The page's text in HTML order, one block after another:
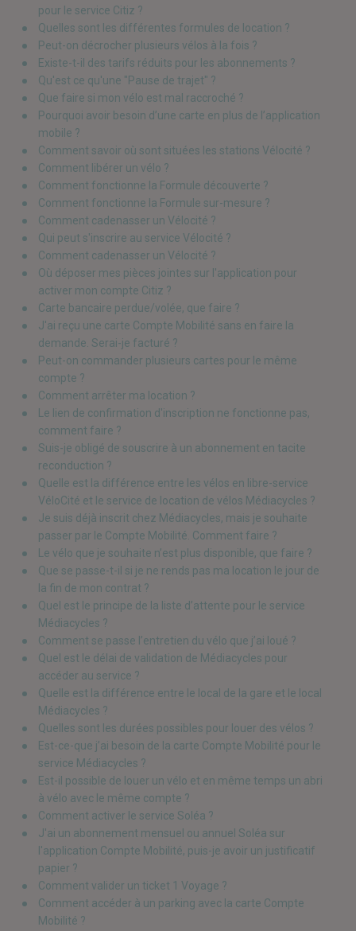
pour le service Citiz ?
Quelles sont les différentes formules de location ?
Peut-on décrocher plusieurs vélos à la fois ?
Existe-t-il des tarifs réduits pour les abonnements ?
Qu'est ce qu'une "Pause de trajet" ?
Que faire si mon vélo est mal raccroché ?
Pourquoi avoir besoin d’une carte en plus de l’application
mobile ?
Comment savoir où sont situées les stations Vélocité ?
Comment libérer un vélo ?
Comment fonctionne la Formule découverte ?
Comment fonctionne la Formule sur-mesure ?
Comment cadenasser un Vélocité ?
Qui peut s'inscrire au service Vélocité ?
Comment cadenasser un Vélocité ?
Où déposer mes pièces jointes sur l'application pour
activer mon compte Citiz ?
Carte bancaire perdue/volée, que faire ?
J'ai reçu une carte Compte Mobilité sans en faire la
demande. Serai-je facturé ?
Peut-on commander plusieurs cartes pour le même
compte ?
Comment arrêter ma location ?
Le lien de confirmation d'inscription ne fonctionne pas,
comment faire ?
Suis-je obligé de souscrire à un abonnement en tacite
reconduction ?
Quelle est la différence entre les vélos en libre-service
VéloCité et le service de location de vélos Médiacycles ?
Je suis déjà inscrit chez Médiacycles, mais je souhaite
passer par le Compte Mobilité. Comment faire ?
Le vélo que je souhaite n’est plus disponible, que faire ?
Que se passe-t-il si je ne rends pas ma location le jour de
la fin de mon contrat ?
Quel est le principe de la liste d’attente pour le service
Médiacycles ?
Comment se passe l’entretien du vélo que j’ai loué ?
Quel est le délai de validation de Médiacycles pour
accéder au service ?
Quelle est la différence entre le local de la gare et le local
Médiacycles ?
Quelles sont les durées possibles pour louer des vélos ?
Est-ce-que j’ai besoin de la carte Compte Mobilité pour le
service Médiacycles ?
Est-il possible de louer un vélo et en même temps un abri
à vélo avec le même compte ?
Comment activer le service Soléa ?
J'ai un abonnement mensuel ou annuel Soléa sur
l'application Compte Mobilité, puis-je avoir un justificatif
papier ?
Comment valider un ticket 1 Voyage ?
Comment accéder à un parking avec la carte Compte
Mobilité ?